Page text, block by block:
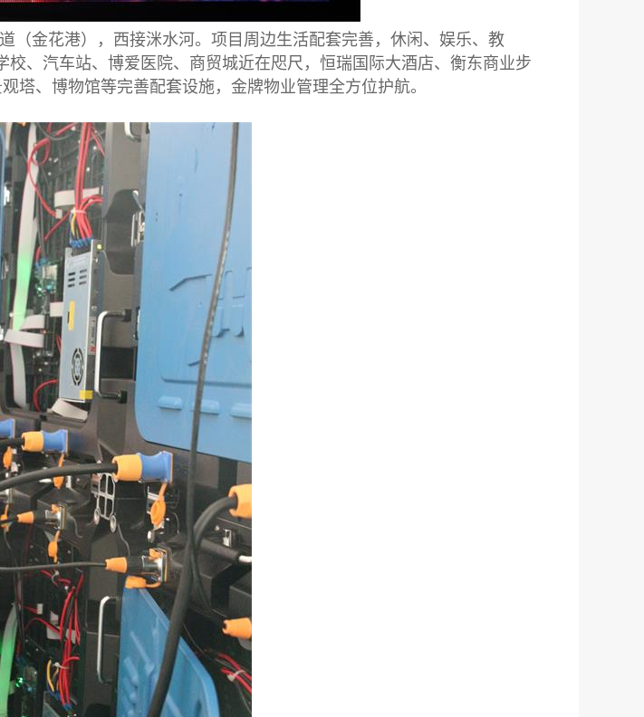
（金花港），西接洣水河。项目周边生活配套完善，休闲、娱乐、教
、汽车站、博爱医院、商贸城近在咫尺，恒瑞国际大酒店、衡东商业步
塔、博物馆等完善配套设施，金牌物业管理全方位护航。